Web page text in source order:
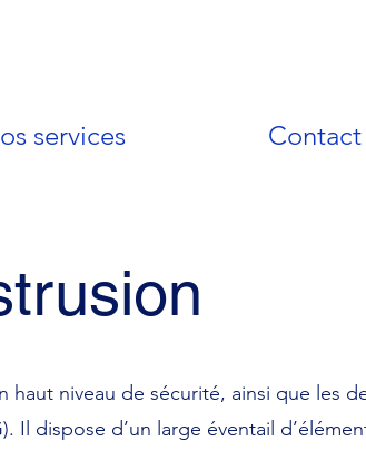
services Contact
haut niveau de sécurité, ainsi que les
Il dispose d’un large éventail